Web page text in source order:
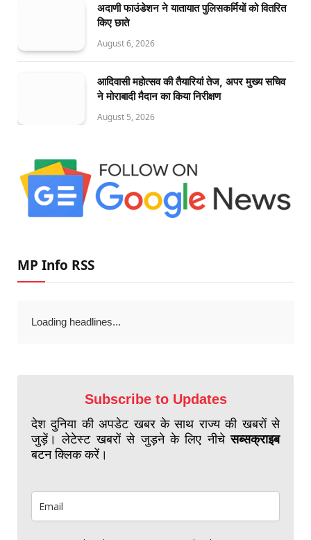
अदाणी फाउंडेशन ने यातायात पुलिसकर्मियों को वितरित
किए छाते
August 6, 2026
आदिवासी महोत्सव की तैयारियां तेज, अपर मुख्य सचिव
ने मोराबादी मैदान का किया निरीक्षण
August 5, 2026
MP Info RSS
Loading headlines...
Subscribe to Updates
देश दुनिया की अपडेट खबर के साथ राज्य की खबरों से
जुड़ें। लेटेस्ट खबरों से जुड़ने के लिए नीचेसब्सक्राइब
बटन क्लिक करें।